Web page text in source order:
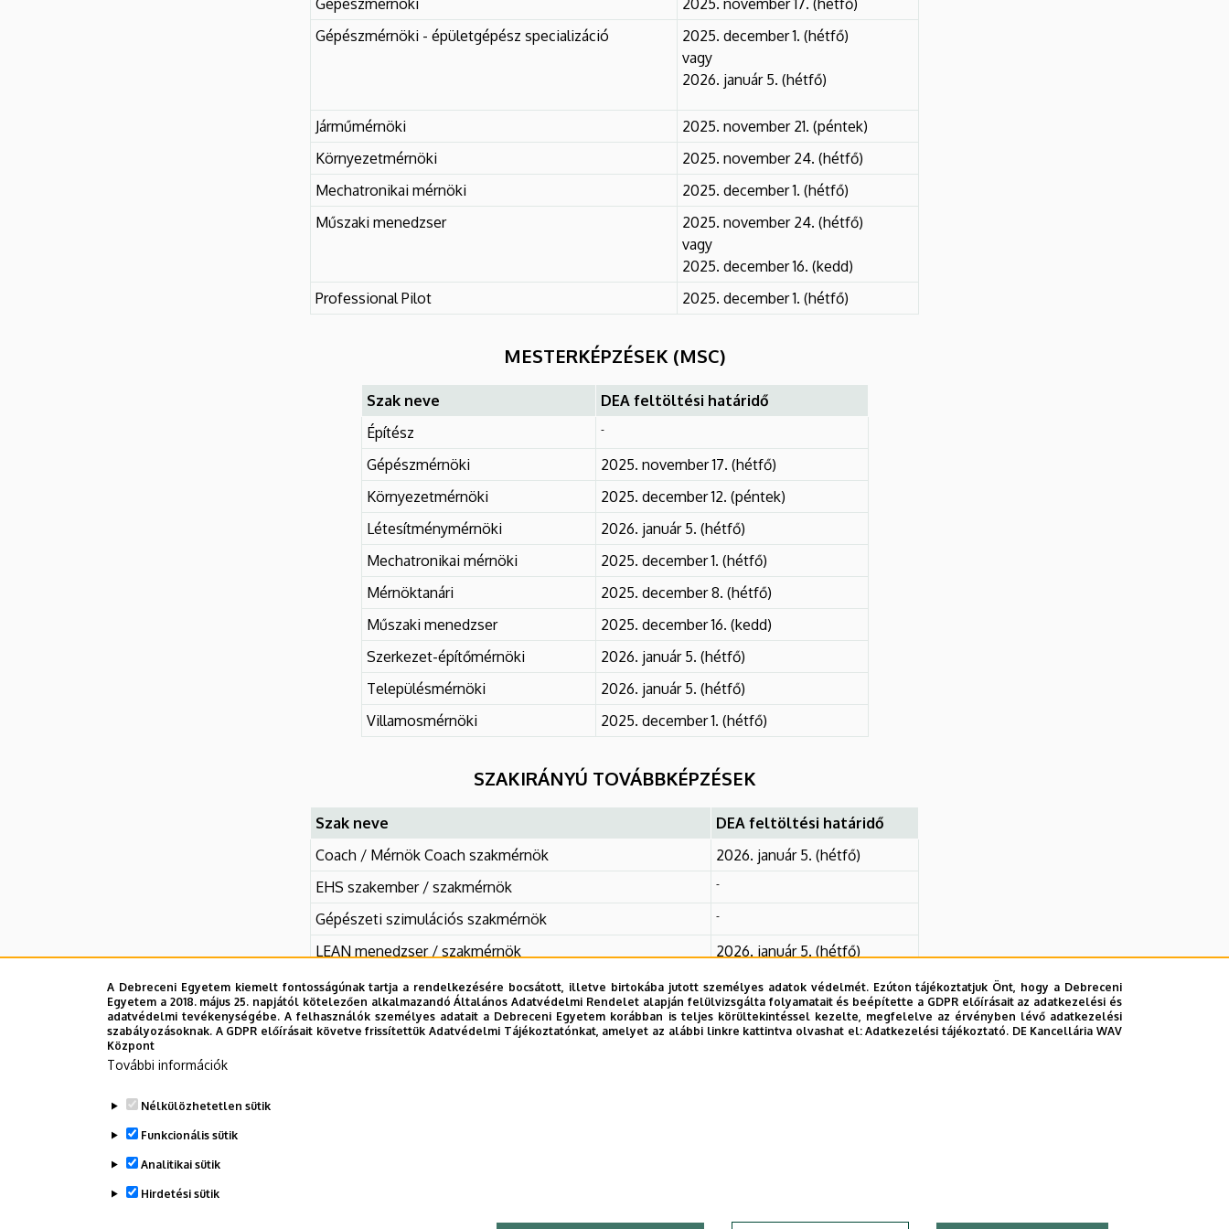
Gépészmérnöki - épületgépész specializáció
2025. december 1. (hétfő)
vagy
2026. január 5. (hétfő)
Járműmérnöki
2025. november 21. (péntek)
Környezetmérnöki
2025. november 24. (hétfő)
Mechatronikai mérnöki
2025. december 1. (hétfő)
Műszaki menedzser
2025. november 24. (hétfő)
vagy
2025. december 16. (kedd)
Professional Pilot
2025. december 1. (hétfő)
MESTERKÉPZÉSEK (MSC)
Szak neve
DEA feltöltési határidő
Építész
-
Gépészmérnöki
2025. november 17. (hétfő)
Környezetmérnöki
2025. december 12. (péntek)
Létesítménymérnöki
2026. január 5. (hétfő)
Mechatronikai mérnöki
2025. december 1. (hétfő)
Mérnöktanári
2025. december 8. (hétfő)
Műszaki menedzser
2025. december 16. (kedd)
Szerkezet-építőmérnöki
2026. január 5. (hétfő)
Településmérnöki
2026. január 5. (hétfő)
Villamosmérnöki
2025. december 1. (hétfő)
SZAKIRÁNYÚ TOVÁBBKÉPZÉSEK
Szak neve
DEA feltöltési határidő
Coach / Mérnök Coach szakmérnök
2026. január 5. (hétfő)
EHS szakember / szakmérnök
-
Gépészeti szimulációs szakmérnök -
LEAN menedzser / szakmérnök
2026. január 5. (hétfő)
Minőségirányítási szakember / szakmérnök
2026. január 5. (hétfő)
Munkavédelmi szakember / szakmérnök
2025. december 12. (péntek)
A Debreceni Egyetem kiemelt fontosságúnak tartja a rendelkezésére bocsátott, illetve birtokába jutott személyes adatok védelmét. Ezúton tájékoztatjuk Önt, hogy a Debreceni
Egyetem a 2018. május 25. napjától kötelezően alkalmazandó Általános Adatvédelmi Rendelet alapján felülvizsgálta folyamatait és beépítette a GDPR előírásait az adatkezelési és
adatvédelmi tevékenységébe. A felhasználók személyes adatait a Debreceni Egyetem korábban is teljes körültekintéssel kezelte, megfelelve az érvényben lévő adatkezelési
szabályozásoknak. A GDPR előírásait követve frissítettük Adatvédelmi Tájékoztatónkat, amelyet az alábbi linkre kattintva olvashat el:Adatkezelési tájékoztató. DE Kancellária WAV
Központ
További információk
Nélkülözhetetlen sütik
Funkcionális sütik
Analitikai sütik
Hirdetési sütik